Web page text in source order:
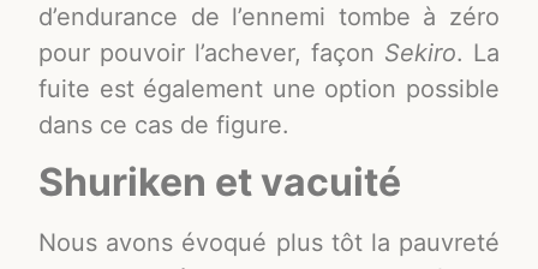
d’endurance de l’ennemi tombe à zéro
pour pouvoir l’achever, façon Sekiro. La
fuite est également une option possible
dans ce cas de figure.
Shuriken et vacuité
Nous avons évoqué plus tôt la pauvreté